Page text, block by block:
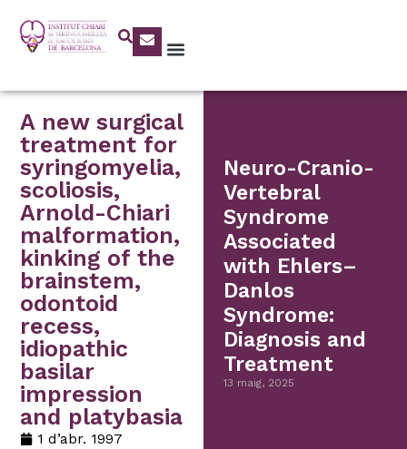
A new surgical
treatment for
syringomyelia,
scoliosis,
Arnold-Chiari
malformation,
kinking of the
brainstem,
odontoid
recess,
idiopathic
basilar
impression
and platybasia
1 d’abr. 1997
Neuro-Cranio-
Vertebral
Syndrome
Associated
with Ehlers–
Danlos
Syndrome:
Diagnosis and
Treatment
13 maig, 2025